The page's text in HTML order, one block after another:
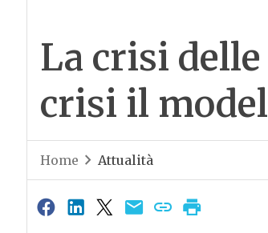
La crisi
crisi il
Home Attualità